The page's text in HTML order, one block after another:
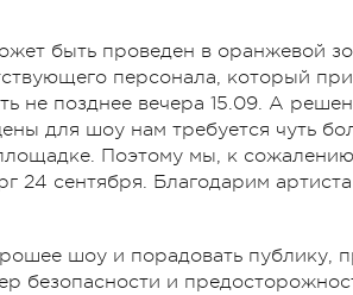
быть проведен в оранжевой
персонала, который
не позднее вечера 15.09. А
для шоу нам требуется чуть
Поэтому мы, к
24 сентября. Благодарим
шоу и порадовать публику,
безопасности и